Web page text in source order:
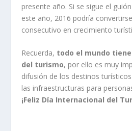
presente año. Si se sigue el
este año, 2016 podría
consecutivo en crecimiento
Recuerda, todo el mundo
del turismo, por ello es muy
difusión de los destinos
las infraestructuras para
¡Feliz Día Internacional del